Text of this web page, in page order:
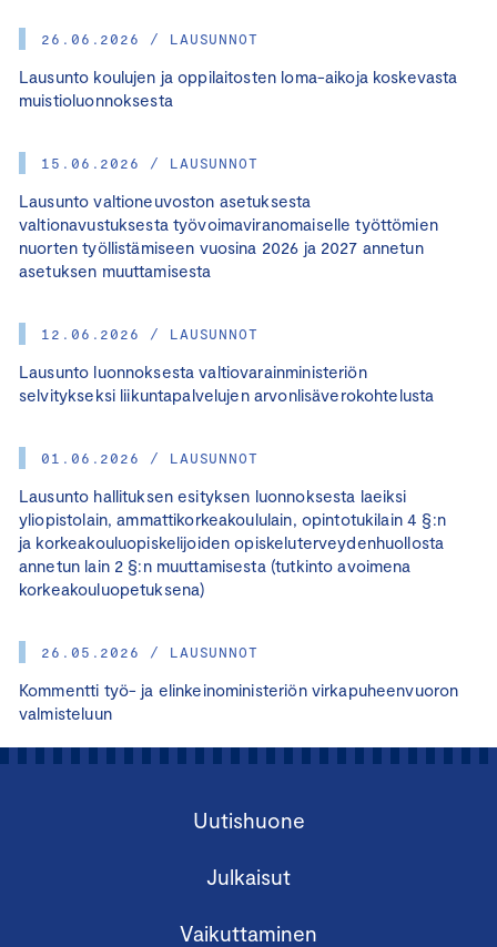
26.06.2026 / LAUSUNNOT
Lausunto koulujen ja oppilaitosten loma-aikoja koskevasta
muistioluonnoksesta
15.06.2026 / LAUSUNNOT
Lausunto valtioneuvoston asetuksesta
valtionavustuksesta työvoimaviranomaiselle työttömien
nuorten työllistämiseen vuosina 2026 ja 2027 annetun
asetuksen muuttamisesta
12.06.2026 / LAUSUNNOT
Lausunto luonnoksesta valtiovarainministeriön
selvitykseksi liikuntapalvelujen arvonlisäverokohtelusta
01.06.2026 / LAUSUNNOT
Lausunto hallituksen esityksen luonnoksesta laeiksi
yliopistolain, ammattikorkeakoululain, opintotukilain 4 §:n
ja korkeakouluopiskelijoiden opiskeluterveydenhuollosta
annetun lain 2 §:n muuttamisesta (tutkinto avoimena
korkeakouluopetuksena)
26.05.2026 / LAUSUNNOT
Kommentti työ- ja elinkeinoministeriön virkapuheenvuoron
valmisteluun
Uutishuone
Julkaisut
Vaikuttaminen